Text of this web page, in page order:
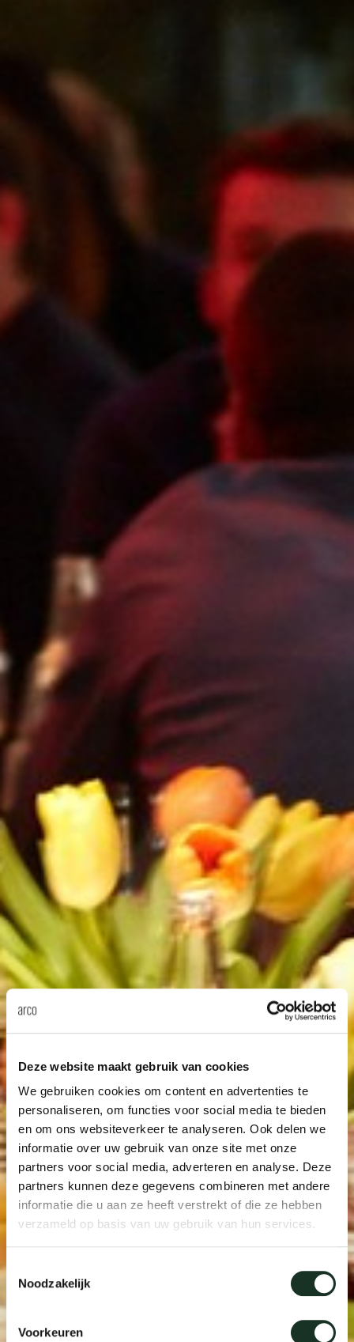
Deze website maakt gebruik van cookies
We gebruiken cookies om content en advertenties te
personaliseren, om functies voor social media te bieden
en om ons websiteverkeer te analyseren. Ook delen we
informatie over uw gebruik van onze site met onze
partners voor social media, adverteren en analyse. Deze
partners kunnen deze gegevens combineren met andere
informatie die u aan ze heeft verstrekt of die ze hebben
verzameld op basis van uw gebruik van hun services.
Toestemmingsselectie
Noodzakelijk
Voorkeuren